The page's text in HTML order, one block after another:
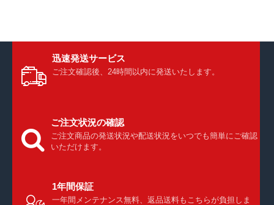
迅速発送サービス
ご注文確認後、24時間以内に発送いたします。
ご注文状況の確認
ご注文商品の発送状況や配送状況をいつでも簡単にご確認
いただけます。
1年間保証
一年間メンテナンス無料、返品送料もこちらが負担しま